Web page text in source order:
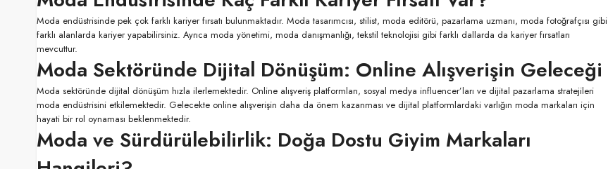
Moda endüstrisinde pek çok farklı kariyer fırsatı bulunmaktadır. Moda tasarımcısı, stilist, moda editörü, pazarlama uzmanı, moda fotoğrafçısı gibi
farklı alanlarda kariyer yapabilirsiniz. Ayrıca moda yönetimi, moda danışmanlığı, tekstil teknolojisi gibi farklı dallarda da kariyer fırsatları
mevcuttur.
Moda Sektöründe Dijital Dönüşüm: Online Alışverişin Geleceği
Moda sektöründe dijital dönüşüm hızla ilerlemektedir. Online alışveriş platformları, sosyal medya influencer’ları ve dijital pazarlama stratejileri
moda endüstrisini etkilemektedir. Gelecekte online alışverişin daha da önem kazanması ve dijital platformlardaki varlığın moda markaları için
hayati bir rol oynaması beklenmektedir.
Moda ve Sürdürülebilirlik: Doğa Dostu Giyim Markaları